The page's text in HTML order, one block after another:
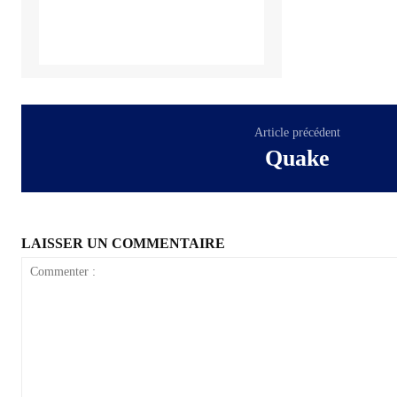
Article précédent
Quake
LAISSER UN COMMENTAIRE